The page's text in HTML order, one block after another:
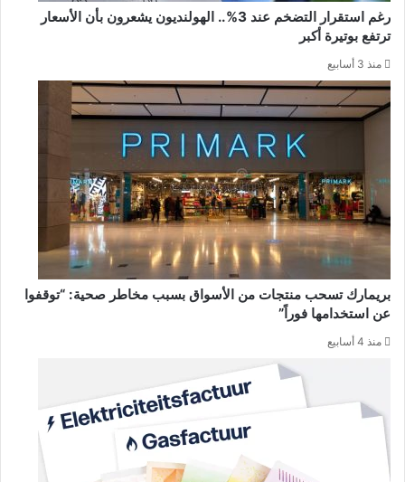
رغم استقرار التضخم عند 3%.. الهولنديون يشعرون بأن الأسعار
ترتفع بوتيرة أكبر
منذ 3 أسابيع
بريمارك تسحب منتجات من الأسواق بسبب مخاطر صحية: “توقفوا
عن استخدامها فوراً”
منذ 4 أسابيع